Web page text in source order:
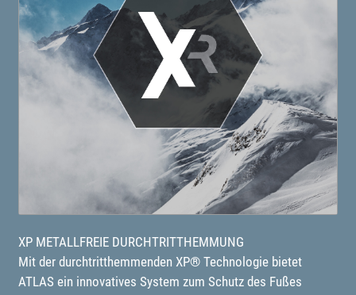
XP METALLFREIE DURCHTRITTHEMMUNG
Mit der durchtritthemmenden XP® Technologie bietet
ATLAS ein innovatives System zum Schutz des Fußes